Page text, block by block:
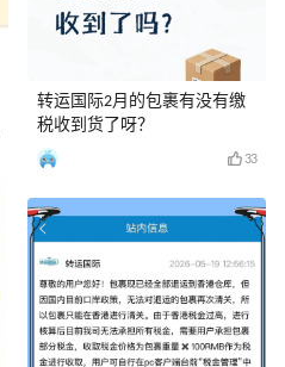
转运国际2月的包裹有没有缴
税收到货了呀？
33